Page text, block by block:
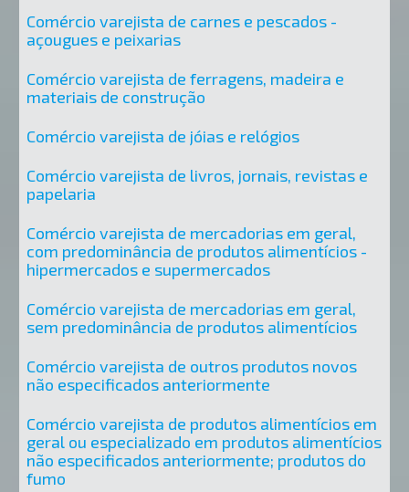
Comércio varejista de carnes e pescados -
açougues e peixarias
Comércio varejista de ferragens, madeira e
materiais de construção
Comércio varejista de jóias e relógios
Comércio varejista de livros, jornais, revistas e
papelaria
Comércio varejista de mercadorias em geral,
com predominância de produtos alimentícios -
hipermercados e supermercados
Comércio varejista de mercadorias em geral,
sem predominância de produtos alimentícios
Comércio varejista de outros produtos novos
não especificados anteriormente
Comércio varejista de produtos alimentícios em
geral ou especializado em produtos alimentícios
não especificados anteriormente; produtos do
fumo